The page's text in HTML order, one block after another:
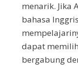
menarik. Jika
bahasa
dapat
bergabung